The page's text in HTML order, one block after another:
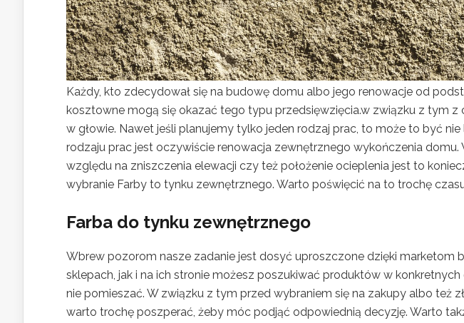
Każdy, kto zdecydował się na budowę domu albo jego renowacje od
kosztowne mogą się okazać tego typu przedsięwzięcia.w związku z tym z
w głowie. Nawet jeśli planujemy tylko jeden rodzaj prac, to może to być
rodzaju prac jest oczywiście renowacja zewnętrznego wykończenia
względu na zniszczenia elewacji czy też położenie ocieplenia jest to
wybranie Farby to tynku zewnętrznego. Warto poświęcić na to trochę
Farba do tynku zewnętrznego
Wbrew pozorom nasze zadanie jest dosyć uproszczone dzięki marketom
sklepach, jak i na ich stronie możesz poszukiwać produktów w
nie pomieszać. W związku z tym przed wybraniem się na zakupy albo też
warto trochę poszperać, żeby móc podjąć odpowiednią decyzję. Warto